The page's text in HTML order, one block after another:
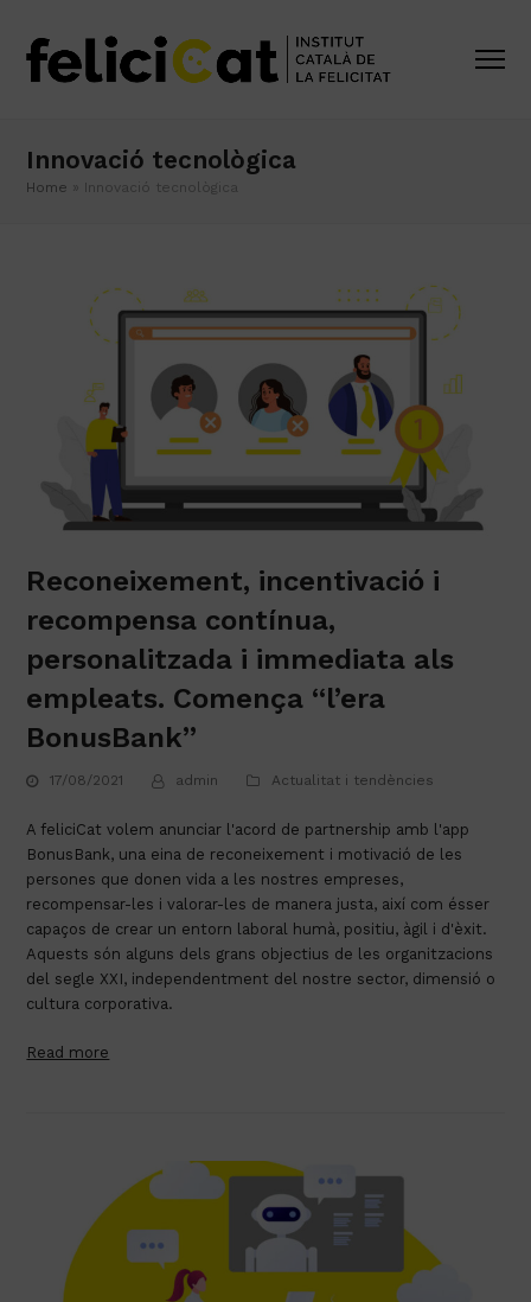
Innovació tecnològica
Home » Innovació tecnològica
Reconeixement, incentivació i
recompensa contínua,
personalitzada i immediata als
empleats. Comença “l’era
BonusBank”
17/08/2021 admin Actualitat i tendències
A feliciCat volem anunciar l'acord de partnership amb l'app
BonusBank, una eina de reconeixement i motivació de les
persones que donen vida a les nostres empreses,
recompensar-les i valorar-les de manera justa, així com ésser
capaços de crear un entorn laboral humà, positiu, àgil i d'èxit.
Aquests són alguns dels grans objectius de les organitzacions
del segle XXI, independentment del nostre sector, dimensió o
cultura corporativa.
Read more